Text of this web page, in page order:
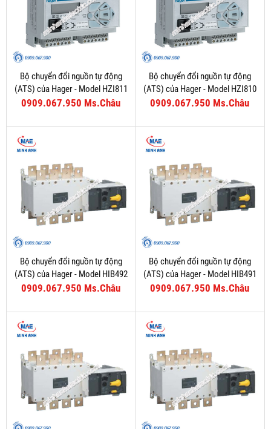
Bộ chuyển đổi nguồn tự động
(ATS) của Hager - Model HZI811
0909.067.950 Ms.Châu
Bộ chuyển đổi nguồn tự động
(ATS) của Hager - Model HZI810
0909.067.950 Ms.Châu
Bộ chuyển đổi nguồn tự động
(ATS) của Hager - Model HIB492
0909.067.950 Ms.Châu
Bộ chuyển đổi nguồn tự động
(ATS) của Hager - Model HIB491
0909.067.950 Ms.Châu